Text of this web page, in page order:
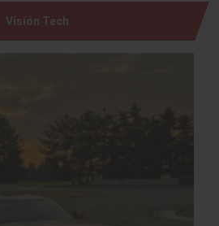
Visión Tech